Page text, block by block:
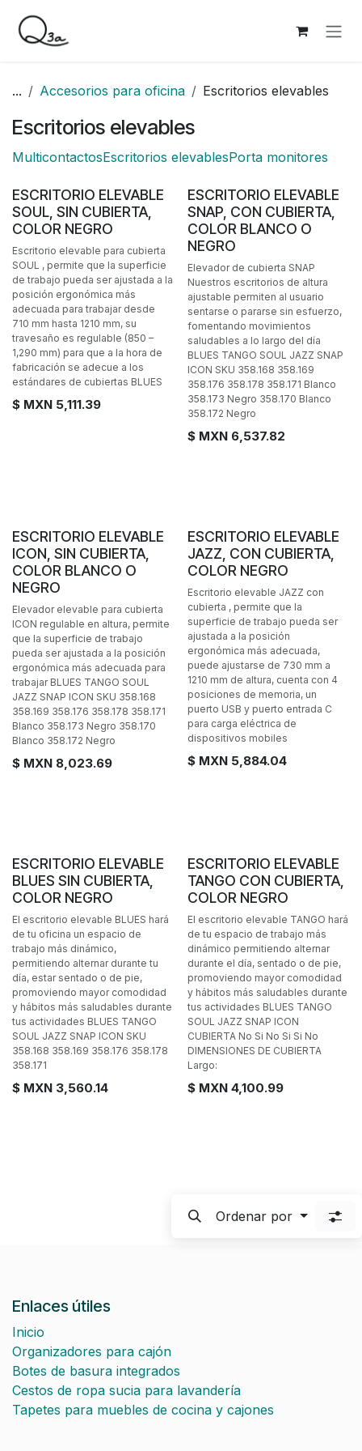
... Accesorios para oficina Escritorios elevables
Escritorios elevables
MulticontactosEscritorios elevablesPorta monitores
ESCRITORIO ELEVABLE
SOUL, SIN CUBIERTA,
COLOR NEGRO
Escritorio elevable para cubierta
SOUL , permite que la superficie
de trabajo pueda ser ajustada a la
posición ergonómica más
adecuada para trabajar desde
710 mm hasta 1210 mm, su
travesaño es regulable (850 –
1,290 mm) para que a la hora de
fabricación se adecue a los
estándares de cubiertas BLUES
$ MXN 5,111.39
ESCRITORIO ELEVABLE
SNAP, CON CUBIERTA,
COLOR BLANCO O
NEGRO
Elevador de cubierta SNAP
Nuestros escritorios de altura
ajustable permiten al usuario
sentarse o pararse sin esfuerzo,
fomentando movimientos
saludables a lo largo del día
BLUES TANGO SOUL JAZZ SNAP
ICON SKU 358.168 358.169
358.176 358.178 358.171 Blanco
358.173 Negro 358.170 Blanco
358.172 Negro
$ MXN 6,537.82
ESCRITORIO ELEVABLE
ICON, SIN CUBIERTA,
COLOR BLANCO O
NEGRO
Elevador elevable para cubierta
ICON regulable en altura, permite
que la superficie de trabajo
pueda ser ajustada a la posición
ergonómica más adecuada para
trabajar BLUES TANGO SOUL
JAZZ SNAP ICON SKU 358.168
358.169 358.176 358.178 358.171
Blanco 358.173 Negro 358.170
Blanco 358.172 Negro
$ MXN 8,023.69
ESCRITORIO ELEVABLE
JAZZ, CON CUBIERTA,
COLOR NEGRO
Escritorio elevable JAZZ con
cubierta , permite que la
superficie de trabajo pueda ser
ajustada a la posición
ergonómica más adecuada,
puede ajustarse de 730 mm a
1210 mm de altura, cuenta con 4
posiciones de memoria, un
puerto USB y puerto entrada C
para carga eléctrica de
dispositivos mobiles
$ MXN 5,884.04
ESCRITORIO ELEVABLE
BLUES SIN CUBIERTA,
COLOR NEGRO
El escritorio elevable BLUES hará
de tu oficina un espacio de
trabajo más dinámico,
permitiendo alternar durante tu
día, estar sentado o de pie,
promoviendo mayor comodidad
y hábitos más saludables durante
tus actividades BLUES TANGO
SOUL JAZZ SNAP ICON SKU
358.168 358.169 358.176 358.178
358.171
$ MXN 3,560.14
ESCRITORIO ELEVABLE
TANGO CON CUBIERTA,
COLOR NEGRO
El escritorio elevable TANGO hará
de tu espacio de trabajo más
dinámico permitiendo alternar
durante el día, sentado o de pie,
promoviendo mayor comodidad
y hábitos más saludables durante
tus actividades BLUES TANGO
SOUL JAZZ SNAP ICON
CUBIERTA No Si No Si Si No
DIMENSIONES DE CUBIERTA
Largo:
$ MXN 4,100.99
Ordenar por
Enlaces útiles
Inicio
Organizadores para cajón
Botes de basura integrados
Cestos de ropa sucia para lavandería
Tapetes para muebles de cocina y cajones